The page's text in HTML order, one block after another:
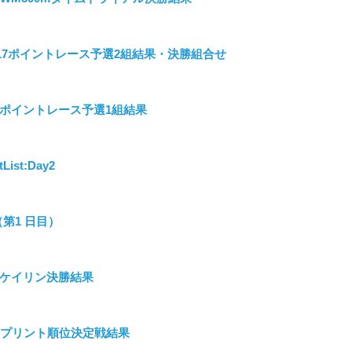
ポイントレース予選2組結果・決勝組合せ
イントレース予選1組結果
1 日目）
イリン決勝結果
リント順位決定戦結果